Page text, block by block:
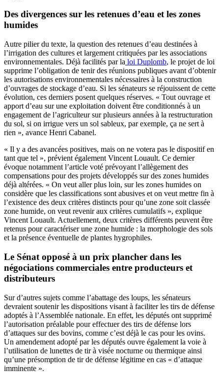
Des divergences sur les retenues d’eau et les zones
humides
Autre pilier du texte, la question des retenues d’eau destinées à
l’irrigation des cultures et largement critiquées par les associations
environnementales. Déjà facilités par la loi Duplomb, le projet de loi
supprime l’obligation de tenir des réunions publiques avant d’obtenir
les autorisations environnementales nécessaires à la construction
d’ouvrages de stockage d’eau. Si les sénateurs se réjouissent de cette
évolution, ces derniers posent quelques réserves. « Tout ouvrage et
apport d’eau sur une exploitation doivent être conditionnés à un
engagement de l’agriculteur sur plusieurs années à la restructuration
du sol, si on irrigue vers un sol sableux, par exemple, ça ne sert à
rien », avance Henri Cabanel.
« Il y a des avancées positives, mais on ne votera pas le dispositif en
tant que tel », prévient également Vincent Louault. Ce dernier
évoque notamment l’article voté prévoyant l’allègement des
compensations pour des projets développés sur des zones humides
déjà altérées. « On veut aller plus loin, sur les zones humides on
considère que les classifications sont abusives et on veut mettre fin à
l’existence des deux critères distincts pour qu’une zone soit classée
zone humide, on veut revenir aux critères cumulatifs », explique
Vincent Louault. Actuellement, deux critères différents peuvent être
retenus pour caractériser une zone humide : la morphologie des sols
et la présence éventuelle de plantes hygrophiles.
Le Sénat opposé à un prix plancher dans les
négociations commerciales entre producteurs et
distributeurs
Sur d’autres sujets comme l’abattage des loups, les sénateurs
devraient soutenir les dispositions visant à faciliter les tirs de défense
adoptés à l’Assemblée nationale. En effet, les députés ont supprimé
l’autorisation préalable pour effectuer des tirs de défense lors
d’attaques sur des bovins, comme c’est déjà le cas pour les ovins.
Un amendement adopté par les députés ouvre également la voie à
l’utilisation de lunettes de tir à visée nocturne ou thermique ainsi
qu’une présomption de tir de défense légitime en cas « d’attaque
imminente ».